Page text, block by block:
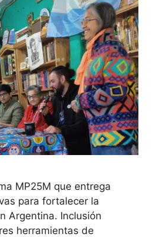
MP25M que entrega
para fortalecer la
Argentina. Inclusión
herramientas de